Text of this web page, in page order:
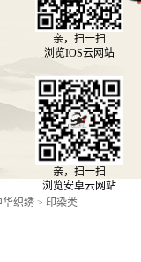
华织绣 > 印染类
亲，扫一扫
浏览安卓云网站
亲，扫一扫
浏览IOS云网站